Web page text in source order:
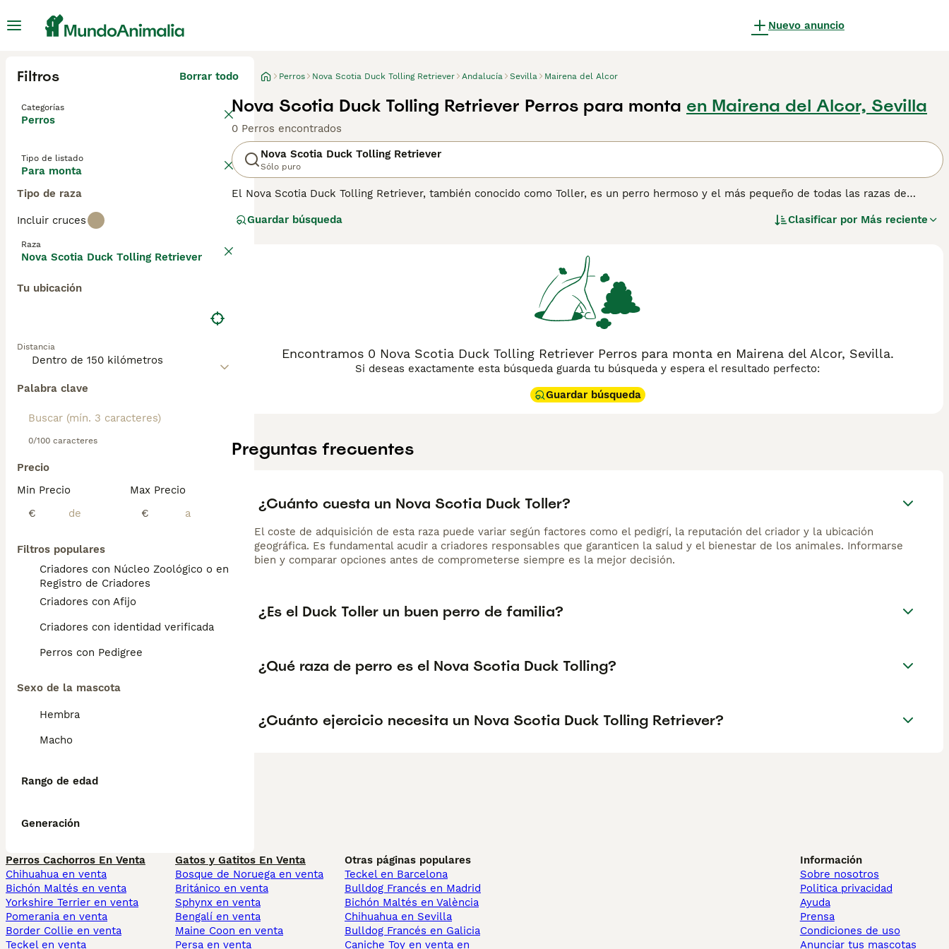
Nuevo anuncio
Filtros Borrar todo
Categorías
Perros
Tipo de listado
Para monta
Tipo de raza
Incluir cruces
Raza
Nova Scotia Duck Tolling Retriever
Tu ubicación
Distancia
Palabra clave
0/100 caracteres
Precio
Min Precio
€
Max Precio
€
Filtros populares
Criadores con Núcleo Zoológico o en el
Registro de Criadores
Criadores con Afijo
Criadores con identidad verificada
Perros con Pedigree
Sexo de la mascota
Hembra
Macho
Rango de edad
Generación
Perros Nova Scotia Duck Tolling Retriever Andalucía Sevilla Mairena del Alcor
Nova Scotia Duck Tolling Retriever Perros para monta en Mairena del Alcor, Sevilla
0 Perros encontrados
Nova Scotia Duck Tolling Retriever
Sólo puro
El Nova Scotia Duck Tolling Retriever, también conocido como Toller, es un perro hermoso y el más pequeño de todas las razas de
de la familia, muy pocos cachorros se registran cada año en el Kennel Club, por lo que cualquier persona que desee compartir su hogar
página de consejos de compra de Nova Scotia Duck Tolling Retriever
Guardar búsqueda Clasificar por Más reciente
Encontramos 0 Nova Scotia Duck Tolling Retriever Perros para monta en Mairena del Alcor, Sevilla.
Si deseas exactamente esta búsqueda guarda tu búsqueda y espera el resultado perfecto:
Guardar búsqueda
Preguntas frecuentes
¿Cuánto cuesta un Nova Scotia Duck Toller?
El coste de adquisición de esta raza puede variar según factores como el pedigrí, la reputación del criador y la ubicación
geográfica. Es fundamental acudir a criadores responsables que garanticen la salud y el bienestar de los animales. Informarse
bien y comparar opciones antes de comprometerse siempre es la mejor decisión.
¿Es el Duck Toller un buen perro de familia?
¿Qué raza de perro es el Nova Scotia Duck Tolling?
¿Cuánto ejercicio necesita un Nova Scotia Duck Tolling Retriever?
Perros Cachorros En Venta
Chihuahua en venta
Bichón Maltés en venta
Yorkshire Terrier en venta
Pomerania en venta
Border Collie en venta
Teckel en venta
Gatos y Gatitos En Venta
Bosque de Noruega en venta
Británico en venta
Sphynx en venta
Bengalí en venta
Maine Coon en venta
Persa en venta
Otras páginas populares
Teckel en Barcelona
Bulldog Francés en Madrid
Bichón Maltés en València
Chihuahua en Sevilla
Bulldog Francés en Galicia
Caniche Toy en venta en
Información
Sobre nosotros
Politica privacidad
Ayuda
Prensa
Condiciones de uso
Anunciar tus mascotas